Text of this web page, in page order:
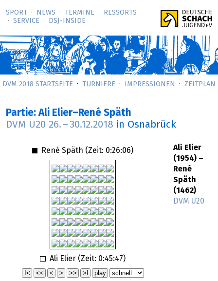
SPORT NEWS TERMINE
RESSORTS
SERVICE
DSJ-­INSIDE
DVM 2018 STARTSEITE TURNIERE IMPRESSIONEN ZEITPLAN
Partie: Ali Elier–René Späth
DVM U20 26. – 30.12.2018 in Osnabrück
René Späth (Zeit: 0:26:06)
Ali Elier (Zeit: 0:45:47)
Ali Elier
(1954) –
René
Späth
(1462)
DVM U20